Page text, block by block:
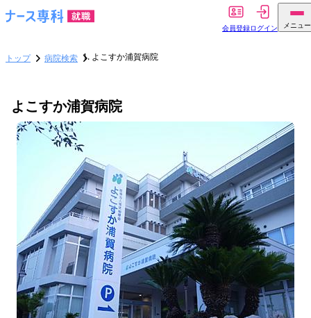
会員登録ログイン メニュー
トップ 病院検索 よこすか浦賀病院
よこすか浦賀病院